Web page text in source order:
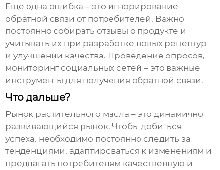
Еще одна ошибка – это игнорирование
обратной связи от потребителей. Важно
постоянно собирать отзывы о продукте и
учитывать их при разработке новых рецептур
и улучшении качества. Проведение опросов,
мониторинг социальных сетей – это важные
инструменты для получения обратной связи.
Что дальше?
Рынок растительного масла – это динамично
развивающийся рынок. Чтобы добиться
успеха, необходимо постоянно следить за
тенденциями, адаптироваться к изменениям и
предлагать потребителям качественную и